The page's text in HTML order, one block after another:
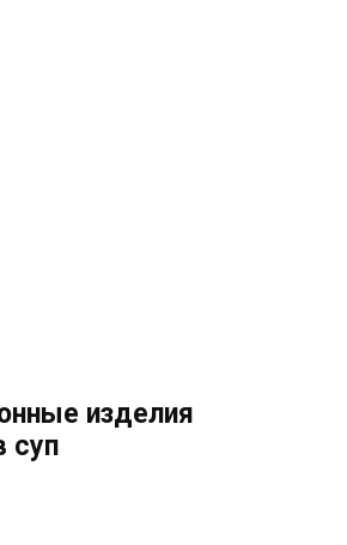
изделия
суп